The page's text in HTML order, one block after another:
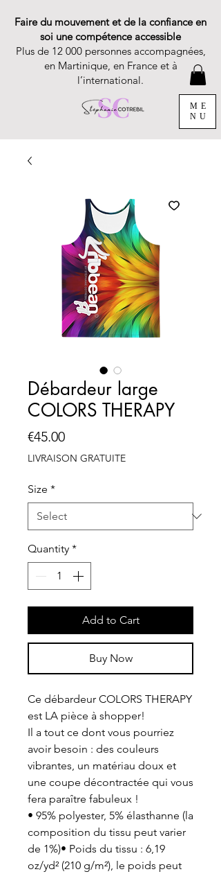
Faire du mouvement et de la confiance en
soi une compétence accessible
Plus de 12 000 personnes accompagnées,
en Martinique, en France et à
l’international.
ME
NU
Débardeur large
COLORS THERAPY
€45.00Price
LIVRAISON GRATUITE
Size *
Quantity *
Add to Cart
Buy Now
Ce débardeur COLORS THERAPY
est LA pièce à shopper!
Il a tout ce dont vous pourriez
avoir besoin : des couleurs
vibrantes, un matériau doux et
une coupe décontractée qui vous
fera paraître fabuleux !
• 95% polyester, 5% élasthanne (la
composition du tissu peut varier
de 1%)• Poids du tissu : 6,19
oz/yd² (210 g/m²), le poids peut